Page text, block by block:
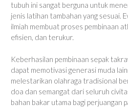
tubuh ini sangat berguna untuk
jenis latihan tambahan yang sesuai.
ilmiah membuat proses pembinaan
efisien, dan terukur.
Keberhasilan pembinaan sepak
dapat memotivasi generasi muda
melestarikan olahraga tradisional
doa dan semangat dari seluruh
bahan bakar utama bagi perjuangan